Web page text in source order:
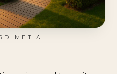
MET AI